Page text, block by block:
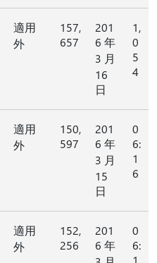
適用
外
157,
657
201
6 年
3 月
16
日
1,
0
5
4
適用
外
150,
597
201
6 年
3 月
15
日
0
6:
1
6
適用
外
152,
256
201
6 年
0
6:
1